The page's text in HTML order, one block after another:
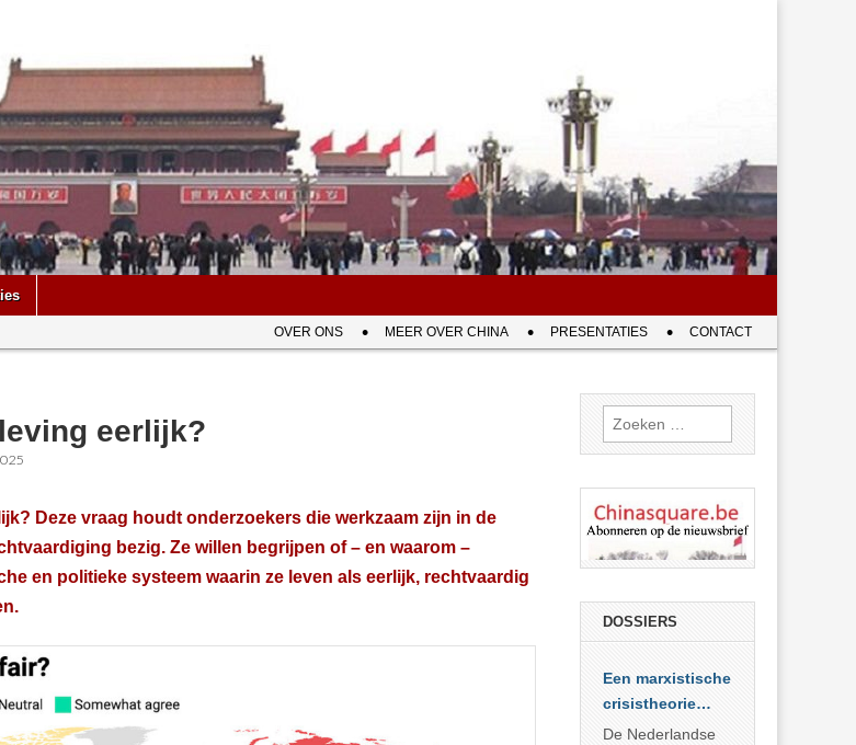
OVER ONS MEER OVER CHINA PRESENTATIES CONTACT
eerlijk?
Deze vraag houdt onderzoekers die werkzaam zijn in de
bezig. Ze willen begrijpen of – en waarom –
en politieke systeem waarin ze leven als eerlijk, rechtvaardig
Zoeken
naar:
DOSSIERS
Een marxistische
crisistheorie
voor vandaag
De Nederlandse